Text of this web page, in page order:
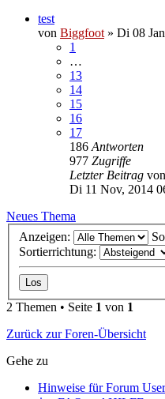
test
von Biggfoot» Di 08
1
…
13
14
15
16
17
186Antworten
977 Zugriffe
Letzter Beitrag von
Di 11 Nov, 2014
Neues Thema
Anzeigen:
Sortierrichtung:
2 Themen • Seite 1 von 1
Zurück zur Foren-Übersicht
Gehe zu
Hinweise für Forum User